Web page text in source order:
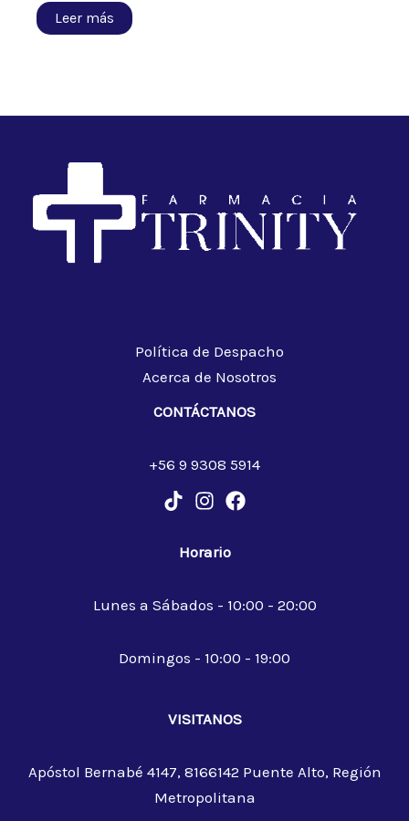
Leer más
Política de Despacho
Acerca de Nosotros
CONTÁCTANOS
+56 9 9308 5914
Horario
Lunes a Sábados - 10:00 - 20:00
Domingos - 10:00 - 19:00
VISITANOS
Apóstol Bernabé 4147, 8166142 Puente Alto, Región
Metropolitana